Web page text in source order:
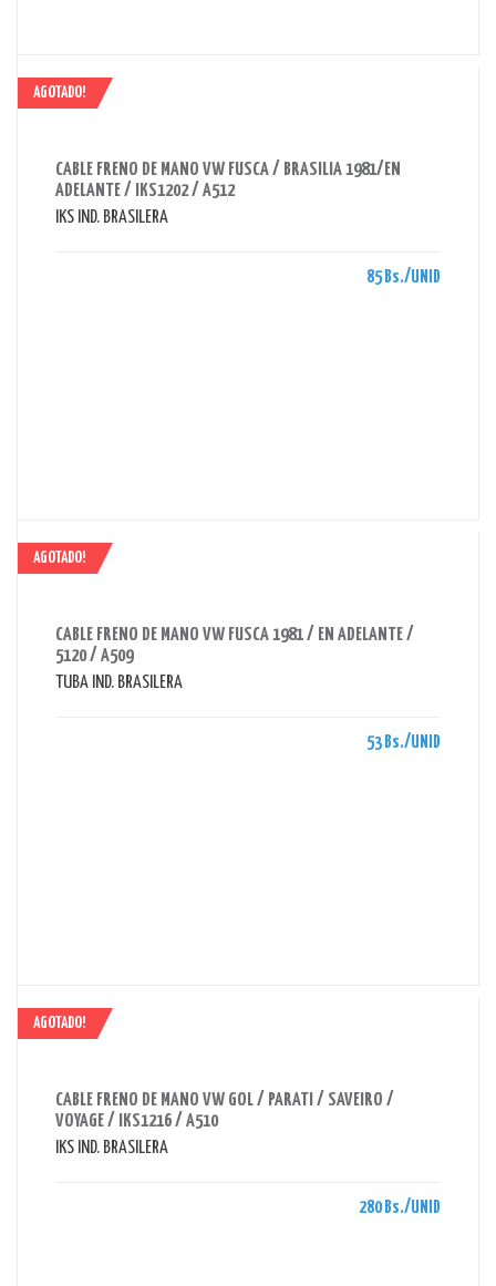
AGOTADO!
CABLE FRENO DE MANO VW FUSCA / BRASILIA 1981/EN
ADELANTE / IKS1202 / A512
IKS IND. BRASILERA
85 Bs./UNID
AGOTADO!
CABLE FRENO DE MANO VW FUSCA 1981 / EN ADELANTE /
5120 / A509
TUBA IND. BRASILERA
53 Bs./UNID
AGOTADO!
CABLE FRENO DE MANO VW GOL / PARATI / SAVEIRO /
VOYAGE / IKS1216 / A510
IKS IND. BRASILERA
280 Bs./UNID